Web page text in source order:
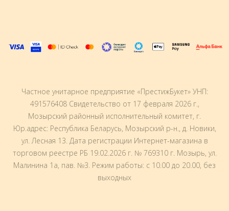
Частное унитарное предприятие «ПрестижБукет» УНП:
491576408 Свидетельство от 17 февраля 2026 г.,
Мозырский районный исполнительный комитет, г.
Юр.адрес: Республика Беларусь, Мозырский р-н., д. Новики,
ул. Лесная 13. Дата регистрации Интернет-магазина в
торговом реестре РБ 19.02.2026 г. № 769310 г. Мозырь, ул.
Малинина 1а, пав. №3. Режим работы: с 10.00 до 20.00, без
выходныx